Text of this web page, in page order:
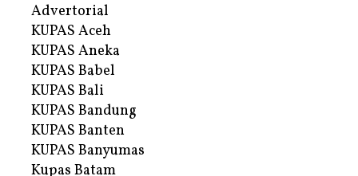
Advertorial
KUPAS Aceh
KUPAS Aneka
KUPAS Babel
KUPAS Bali
KUPAS Bandung
KUPAS Banten
KUPAS Banyumas
Kupas Batam